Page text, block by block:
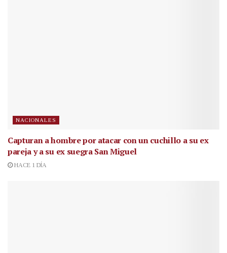
NACIONALES
Capturan a hombre por atacar con un cuchillo a su ex
pareja y a su ex suegra San Miguel
HACE 1 DÍA